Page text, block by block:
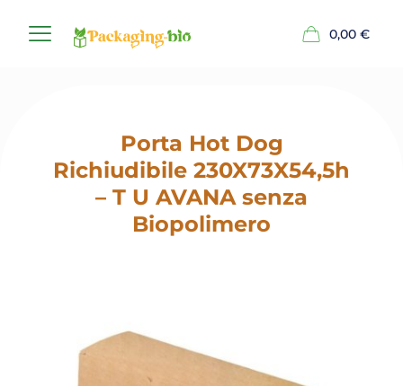
0,00 €
Porta Hot Dog
Richiudibile 230X73X54,5h
– T U AVANA senza
Biopolimero